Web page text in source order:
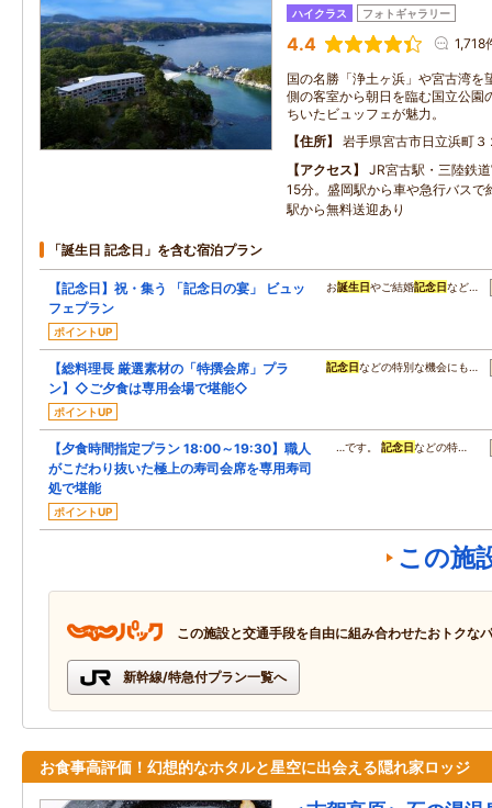
ハイクラス フォトギャラリー
4.4 1,718
国の名勝「浄土ヶ浜」や宮古湾を
側の客室から朝日を臨む国立公園
ちいたビュッフェが魅力。
住所
岩手県宮古市日立浜町３
アクセス
JR宮古駅・三陸鉄
15分。盛岡駅から車や急行バスで
駅から無料送迎あり
「誕生日 記念日」を含む宿泊プラン
【記念日】祝・集う 「記念日の宴」 ビュッ
フェプラン
ポイントUP
お誕生日やご結婚記念日など…
【総料理長 厳選素材の「特撰会席」プラ
ン】◇ご夕食は専用会場で堪能◇
ポイントUP
記念日などの特別な機会にも…
【夕食時間指定プラン 18:00～19:30】職人
がこだわり抜いた極上の寿司会席を専用寿司
処で堪能
ポイントUP
…です。記念日などの特…
この施
この施設と交通手段を自由に組み合わせたおトクな
新幹線/特急付プラン一覧へ
お食事高評価！幻想的なホタルと星空に出会える隠れ家ロッジ